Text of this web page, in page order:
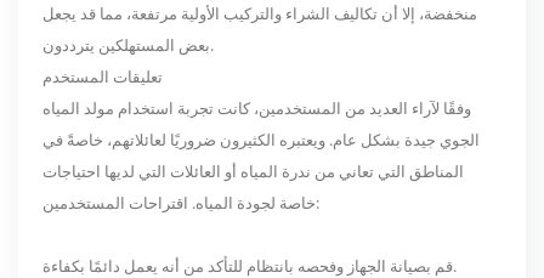
منخفضة، إلا أن تكاليف الشراء والتركيب الأولية مرتفعة، مما قد يجعل
بعض المستهلكين يترددون.
تعليقات المستخدم
وفقًا لآراء العديد من المستخدمين، كانت تجربة استخدام مولد المياه
الجوي جيدة بشكل عام. ويعتبره الكثيرون ضروريًا لعائلاتهم، خاصةً في
المناطق التي تعاني من ندرة المياه أو العائلات التي لديها احتياجات
خاصة لجودة المياه. اقتراحات المستخدمين:
قم بصيانة الجهاز وفحصه بانتظام للتأكد من أنه يعمل دائمًا بكفاءة.